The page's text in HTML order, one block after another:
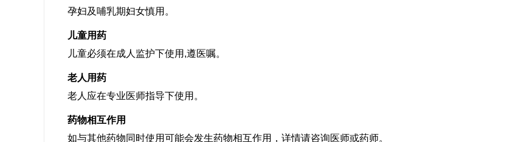
孕妇及哺乳期妇女慎用。
儿童用药
儿童必须在成人监护下使用,遵医嘱。
老人用药
老人应在专业医师指导下使用。
药物相互作用
如与其他药物同时使用可能会发生药物相互作用，详情请咨询医师或药师。